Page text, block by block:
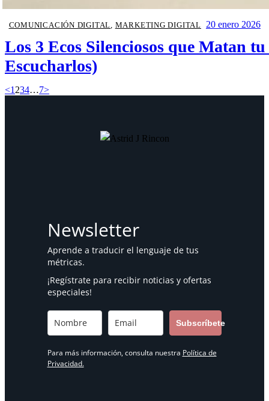
COMUNICACIÓN DIGITAL MARKETING DIGITAL 20 enero 2026
Los 3 Ecos Silenciosos que Matan
Escucharlos)
<1 234…7>
Newsletter
Aprende a traducir el lenguaje de tus
métricas.
¡Regístrate para recibir noticias y ofertas
especiales!
Subscríbete
Para más información, consulta nuestra Política de
Privacidad.